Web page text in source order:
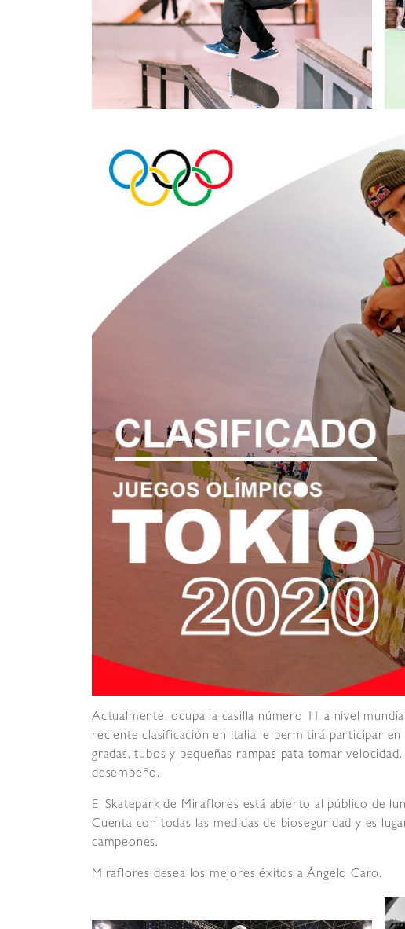
Actualmente, ocupa la casilla número 11 a nivel
reciente clasificación en Italia le permitirá participar
gradas, tubos y pequeñas rampas pata tomar
desempeño.
El Skatepark de Miraflores está abierto al público de
Cuenta con todas las medidas de bioseguridad y es
campeones.
Miraflores desea los mejores éxitos a Ángelo Caro.